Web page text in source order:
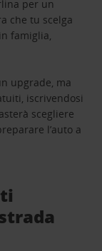
per un
che tu scelga
famiglia,
upgrade, ma
iscrivendosi
scegliere
l’auto a